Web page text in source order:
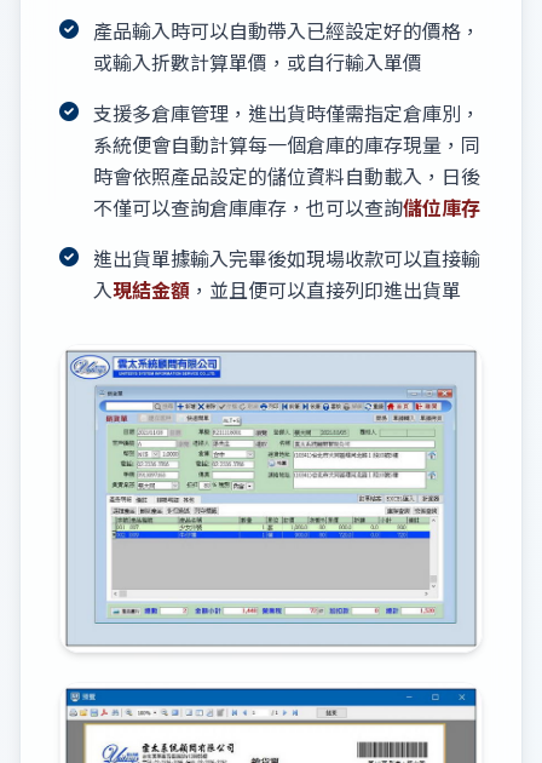
產品輸入時可以自動帶入已經設定好的價格，
或輸入折數計算單價，或自行輸入單價
支援多倉庫管理，進出貨時僅需指定倉庫別，
系統便會自動計算每一個倉庫的庫存現量，同
時會依照產品設定的儲位資料自動載入，日後
不僅可以查詢倉庫庫存，也可以查詢儲位庫存
進出貨單據輸入完畢後如現場收款可以直接輸
入現結金額 ，並且便可以直接列印進出貨單